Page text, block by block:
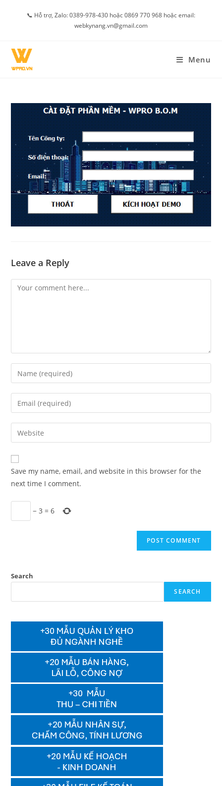
📞 Hỗ trợ, Zalo: 0389-978-430 hoặc 0869 770 968 hoặc email:
webkynang.vn@gmail.com
Menu
Leave a Reply
Comment
Enter
your
name
comment
Enter
your
email
address
comment
Enter
your
website
URL
(optional)
Save my name, email, and website in this browser for the
next time I comment.
−3 =6
Search
SEARCH